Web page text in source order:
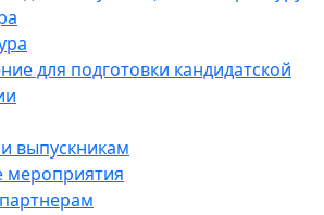
для подготовки кандидатской
выпускникам
мероприятия